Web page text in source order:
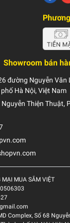
Showroom bán
đường Nguyễn Văn
Hà Nội, Việt Nam
Thiện Thuật,
MẠI MUA SẮM VIỆT
Complex, Số 68